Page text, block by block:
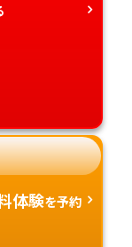
体験を予約